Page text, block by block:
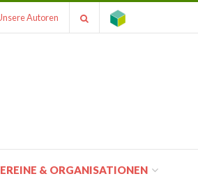
Autoren
& ORGANISATIONEN